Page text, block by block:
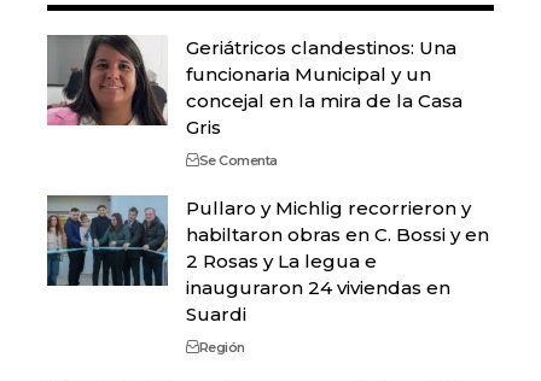
Geriátricos clandestinos: Una
funcionaria Municipal y un
concejal en la mira de la Casa
Gris
Se Comenta
Pullaro y Michlig recorrieron y
habiltaron obras en C. Bossi y en
2 Rosas y La legua e
inauguraron 24 viviendas en
Suardi
Región